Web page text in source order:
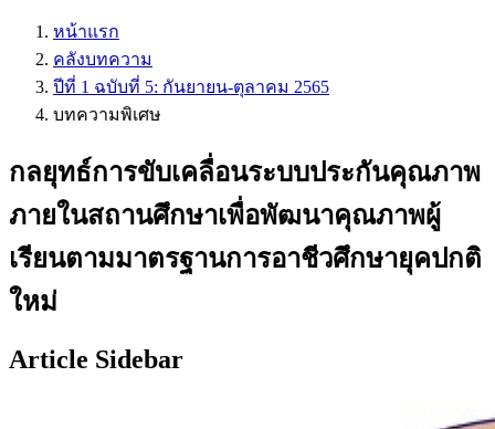
หน้าแรก
คลังบทความ
ปีที่ 1 ฉบับที่ 5: กันยายน-ตุลาคม 2565
บทความพิเศษ
กลยุทธ์การขับเคลื่อนระบบประกันคุณภาพ
ภายในสถานศึกษาเพื่อพัฒนาคุณภาพผู้
เรียนตามมาตรฐานการอาชีวศึกษายุคปกติ
ใหม่
Article Sidebar